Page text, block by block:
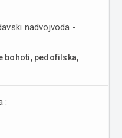
nadvojvoda -
bohoti, pedofilska,
: